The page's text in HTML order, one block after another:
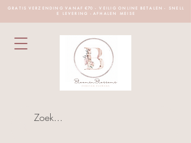
G R A T I S V E R Z E N D I N G V A N A F €70 - V E I L I G O N L I N E B E T A L E N - S N E L L
E L E V E R I N G - A F H A L E N M E I S E